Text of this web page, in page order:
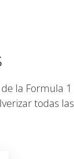
la Formula 1
todas las